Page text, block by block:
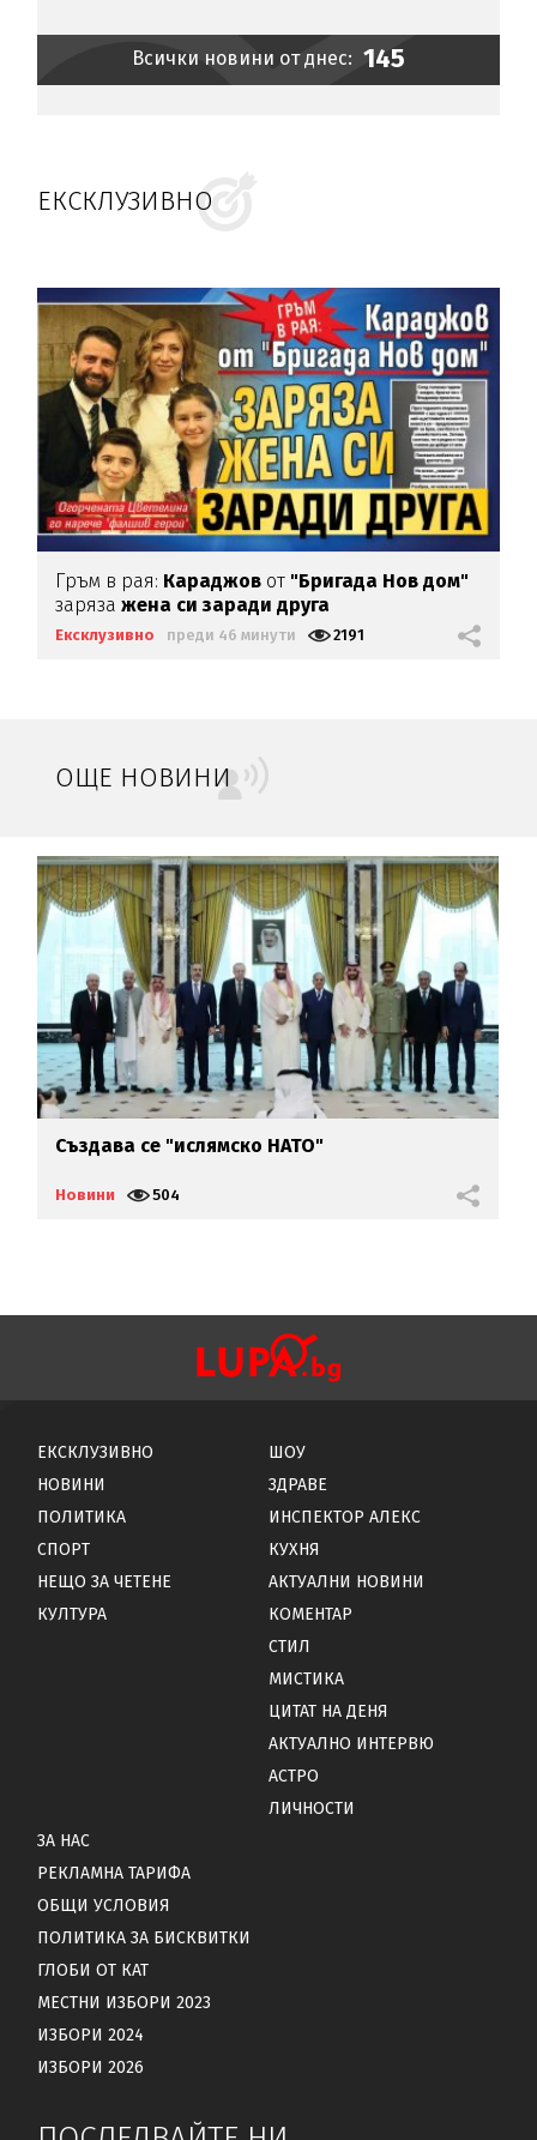
Всички новини от днес: 145
ЕКСКЛУЗИВНО
Гръм в рая: Караджов от "Бригада Нов дом"
зарязажена си заради друга
Ексклузивно преди 46 минути 2191
ОЩЕ НОВИНИ
Създава се "ислямско НАТО"
Новини 504
ЕКСКЛУЗИВНО
НОВИНИ
ПОЛИТИКА
СПОРТ
НЕЩО ЗА ЧЕТЕНЕ
КУЛТУРА
ШОУ
ЗДРАВЕ
ИНСПЕКТОР АЛЕКС
КУХНЯ
АКТУАЛНИ НОВИНИ
КОМЕНТАР
СТИЛ
МИСТИКА
ЦИТАТ НА ДЕНЯ
АКТУАЛНО ИНТЕРВЮ
АСТРО
ЛИЧНОСТИ
ЗА НАС
РЕКЛАМНА ТАРИФА
ОБЩИ УСЛОВИЯ
ПОЛИТИКА ЗА БИСКВИТКИ
ГЛОБИ ОТ КАТ
МЕСТНИ ИЗБОРИ 2023
ИЗБОРИ 2024
ИЗБОРИ 2026